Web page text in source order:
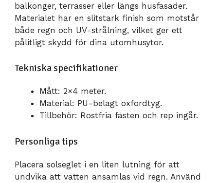
balkonger, terrasser eller längs husfasader.
Materialet har en slitstark finish som motstår
både regn och UV-strålning, vilket ger ett
pålitligt skydd för dina utomhusytor.
Tekniska specifikationer
Mått: 2×4 meter.
Material: PU-belagt oxfordtyg.
Tillbehör: Rostfria fästen och rep ingår.
Personliga tips
Placera solseglet i en liten lutning för att
undvika att vatten ansamlas vid regn. Använd